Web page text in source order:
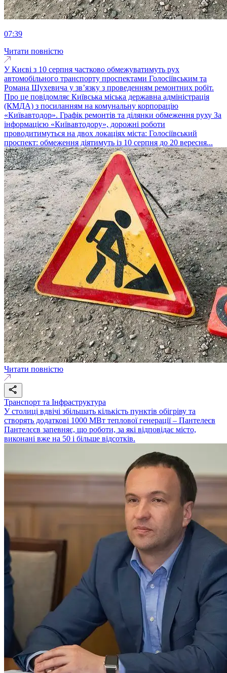
07:39
Читати повністю
У Києві з 10 серпня частково обмежуватимуть рух
автомобільного транспорту проспектами Голосіївським та
Романа Шухевича у зв’язку з проведенням ремонтних робіт.
Про це повідомляє Київська міська державна адміністрація
(КМДА) з посиланням на комунальну корпорацію
«Київавтодор». Графік ремонтів та ділянки обмеження руху За
інформацією «Київавтодору», дорожні роботи
проводитимуться на двох локаціях міста: Голосіївський
проспект: обмеження діятимуть із 10 серпня до 20 вересня...
Читати повністю
Транспорт та Інфраструктура
У столиці вдвічі збільшать кількість пунктів обігріву та
створять додаткові 1000 МВт теплової генерації – Пантелеєв
Пантелєєв запевняє, що роботи, за які відповідає місто,
виконані вже на 50 і більше відсотків.